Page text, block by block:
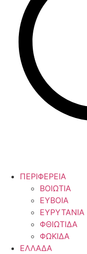
ΠΕΡΙΦΕΡΕΙΑ
ΒΟΙΩΤΙΑ
ΕΥΒΟΙΑ
ΕΥΡΥΤΑΝΙΑ
ΦΘΙΩΤΙΔΑ
ΦΩΚΙΔΑ
ΕΛΛΑΔΑ